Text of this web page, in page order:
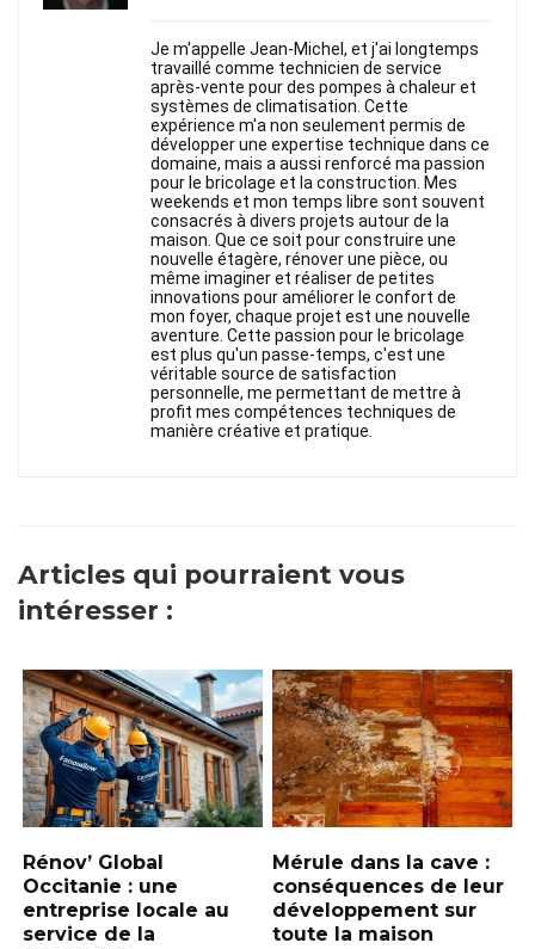
Je m'appelle Jean-Michel, et j'ai longtemps
travaillé comme technicien de service
après-vente pour des pompes à chaleur et
systèmes de climatisation. Cette
expérience m'a non seulement permis de
développer une expertise technique dans ce
domaine, mais a aussi renforcé ma passion
pour le bricolage et la construction. Mes
weekends et mon temps libre sont souvent
consacrés à divers projets autour de la
maison. Que ce soit pour construire une
nouvelle étagère, rénover une pièce, ou
même imaginer et réaliser de petites
innovations pour améliorer le confort de
mon foyer, chaque projet est une nouvelle
aventure. Cette passion pour le bricolage
est plus qu'un passe-temps, c'est une
véritable source de satisfaction
personnelle, me permettant de mettre à
profit mes compétences techniques de
manière créative et pratique.
Articles qui pourraient vous
intéresser :
Rénov’ Global
Occitanie : une
entreprise locale au
service de la
Mérule dans la cave :
conséquences de leur
développement sur
toute la maison